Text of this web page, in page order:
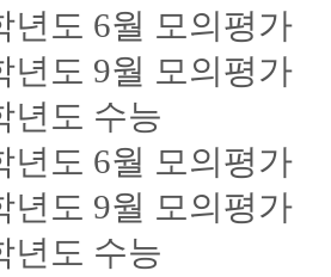
년도 6월 모의평가
년도 9월 모의평가
년도 수능
년도 6월 모의평가
년도 9월 모의평가
년도 수능